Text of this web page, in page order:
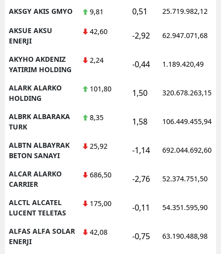
AKSGY AKIS GMYO 9,81 0,51 25.719.982,12
AKSUE AKSU
ENERJI
42,60 -2,92 62.947.071,68
AKYHO AKDENIZ
YATIRIM HOLDING
2,24 -0,44 1.189.420,49
ALARK ALARKO
HOLDING
101,80 1,50 320.678.263,15
ALBRK ALBARAKA
TURK
8,35 1,58 106.449.455,94
ALBTN ALBAYRAK
BETON SANAYI
25,92 -1,14 692.044.692,60
ALCAR ALARKO
CARRIER
686,50 -2,76 52.374.751,50
ALCTL ALCATEL
LUCENT TELETAS
175,00 -0,11 54.351.595,90
ALFAS ALFA SOLAR
ENERJI
42,08 -0,75 63.190.488,98